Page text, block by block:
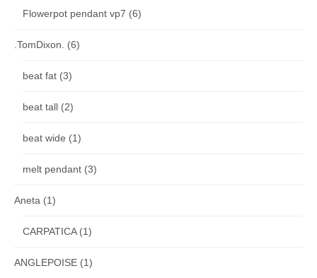
Flowerpot pendant vp7 (6)
.TomDixon. (6)
beat fat (3)
beat tall (2)
beat wide (1)
melt pendant (3)
Aneta (1)
CARPATICA(1)
ANGLEPOISE (1)